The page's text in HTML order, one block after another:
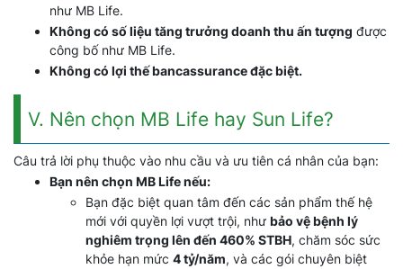
như MB Life.
Không có số liệu tăng trưởng doanh thu ấn tượng được
công bố như MB Life.
Không có lợi thế bancassurance đặc biệt.
V. Nên chọn MB Life hay Sun Life?
Câu trả lời phụ thuộc vào nhu cầu và ưu tiên cá nhân của bạn:
Bạn nên chọn MB Life nếu:
Bạn đặc biệt quan tâm đến các sản phẩm thế hệ
mới với quyền lợi vượt trội, như bảo vệ bệnh lý
nghiêm trọng lên đến 460% STBH, chăm sóc sức
khỏe hạn mức 4 tỷ/năm, và các gói chuyên biệt